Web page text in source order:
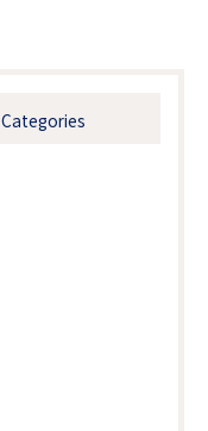
Categories